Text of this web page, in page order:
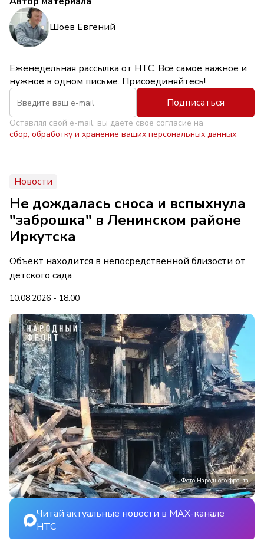
Шоев Евгений
Еженедельная рассылка от НТС. Всё самое важное и
нужное в одном письме. Присоединяйтесь!
Подписаться
Оставляя свой e-mail, вы даете свое согласие на
сбор, обработку и хранение ваших персональных данных
Новости
Не дождалась сноса и вспыхнула
"заброшка" в Ленинском районе
Иркутска
Объект находится в непосредственной близости от
детского сада
10.08.2026 - 18:00
Фото Народного фронта
Читай актуальные новости в MAX-канале
НТС